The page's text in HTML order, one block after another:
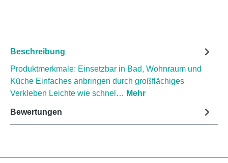
Beschreibung
Produktmerkmale: Einsetzbar in Bad, Wohnraum und
Küche Einfaches anbringen durch großflächiges
Verkleben Leichte wie schnel… Mehr
Bewertungen